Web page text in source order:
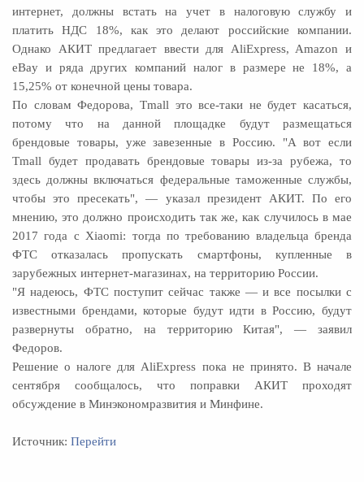
интернет, должны встать на учет в налоговую службу и
платить НДС 18%, как это делают российские компании.
Однако АКИТ предлагает ввести для AliExpress, Amazon и
eBay и ряда других компаний налог в размере не 18%, а
15,25% от конечной цены товара.
По словам Федорова, Tmall это все-таки не будет касаться,
потому что на данной площадке будут размещаться
брендовые товары, уже завезенные в Россию. "А вот если
Tmall будет продавать брендовые товары из-за рубежа, то
здесь должны включаться федеральные таможенные службы,
чтобы это пресекать", — указал президент АКИТ. По его
мнению, это должно происходить так же, как случилось в мае
2017 года с Xiаomi: тогда по требованию владельца бренда
ФТС отказалась пропускать смартфоны, купленные в
зарубежных интернет-магазинах, на территорию России.
"Я надеюсь, ФТС поступит сейчас также — и все посылки с
известными брендами, которые будут идти в Россию, будут
развернуты обратно, на территорию Китая", — заявил
Федоров.
Решение о налоге для AliExpress пока не принято. В начале
сентября сообщалось, что поправки АКИТ проходят
обсуждение в Минэкономразвития и Минфине.
Источник: Перейти